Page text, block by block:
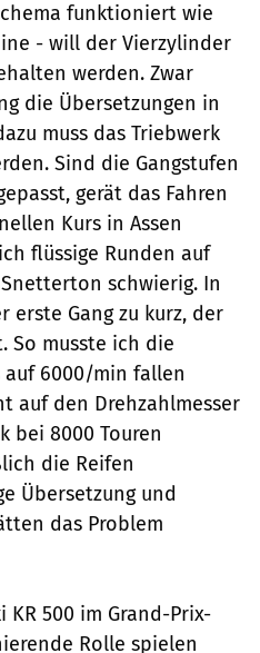
funktioniert wie
- will der Vierzylinder
werden. Zwar
die Übersetzungen in
muss das Triebwerk
Sind die Gangstufen
gerät das Fahren
Kurs in Assen
flüssige Runden auf
schwierig. In
erste Gang zu kurz, der
So musste ich die
6000/min fallen
auf den Drehzahlmesser
bei 8000 Touren
die Reifen
Übersetzung und
das Problem
KR 500 im Grand-Prix-
Rolle spielen